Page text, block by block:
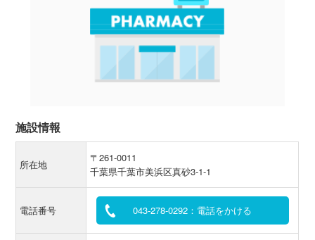
施設情報
所在地
〒261-0011
千葉県千葉市美浜区真砂3-1-1
電話番号 043-278-0292：電話をかける